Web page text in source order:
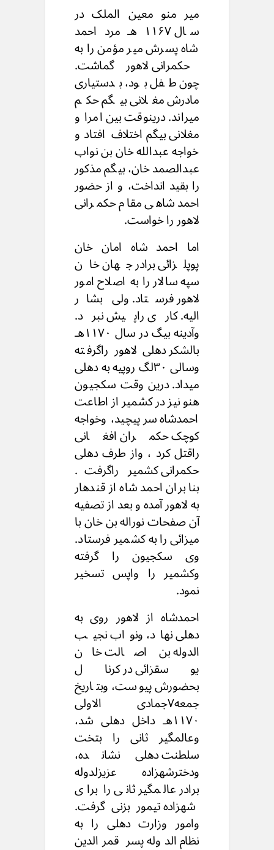
میر منو معین الملک در
سال ۱۱۶۷ هـ مرد احمد
شاه پسرش میر مؤمن را به
حکمرانی لاهور گماشت.
چون طفل بود، بدستیاری
مادرش مغلانی بیگم حکم
میراند. درینوقت بین امرا و
مغلانی بیگم اختلاف افتاد و
خواجه عبدالله خان بن نواب
عبدالصمد خان، بیگم مذکور
را بقید انداخت، و از حضور
احمد شاهی مقام حکمرانی
لاهور را خواست.
اما احمد شاه امان خان
پوپلزائی برادر جهان خان
سپه سالار را به اصلاح امور
لاهور فرستاد. ولی بشار
الیه. کاری راپیش نبرد.
وآدینه بیگ در سال ۱۱۷۰هـ
بالشکر دهلی لاهور راگرفته
وسالی ۳۰لگ روپیه به دهلی
میداد. درین وقت سکجیون
هنو نیز در کشمیر از اطاعت
احمدشاه سر پیچید، وخواجه
کوچک حکمران افغانی
راقتل کرد ، واز طرف دهلی
حکمرانی کشمیر راگرفت.
بنا بران احمد شاه از قندهار
به لاهور آمده و بعد از تصفیه
آن صفحات نوراله بن خان با
میزائی را به کشمیر فرستاد.
وی سکجیون را گرفته
وکشمیر را واپس تسخیر
نمود.
احمدشاه از لاهور روی به
دهلی نهاد، ونواب نجیب
الدوله بن اصالت خان
یوسقزائی در کرنال
بحضورش پیوست، وبتاریخ
جمعه۷جمادی الاولی
۱۱۷۰هـ داخل دهلی شد،
وعالمگیر ثانی را بتخت
سلطنت دهلی نشانده،
ودخترشهزاده عزیزلدوله
برادر عالمگیر ثانی را برای
شهزاده تیمور بزنی گرفت.
وامور وزارت دهلی را به
نظام الدوله پسر قمرالدین